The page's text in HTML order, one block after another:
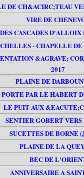
DE CH&ACIRC;TEAU
VIRE DE
CASCADES
- CHAPELLE
&AGRAVE;
2017
PLAINE DE
PAR LE HABERT
LE PUIT AUX
SENTIER GOBERT VERS
SUCETTES DE BORNE
PLAINE DE LA
BEC DE
ANNIVERSAIRE A